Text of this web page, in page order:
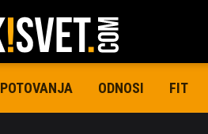
POTOVANJA ODNOSI FIT